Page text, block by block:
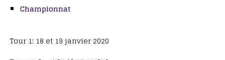
Championnat
Tour 1: 18 et 19 janvier 2020